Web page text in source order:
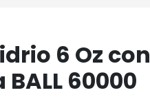
6 Oz con
60000